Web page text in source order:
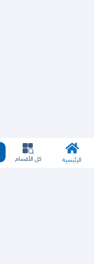
الرئيسية كل الأقسام